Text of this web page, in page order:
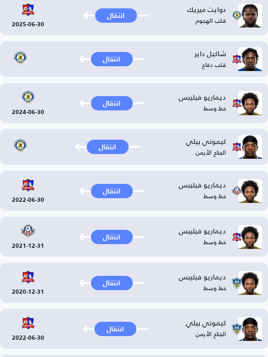
دوايت ميريك
قلب الهجوم انتقال
2025-06-30
شاكيل داير
قلب دفاع انتقال
ديماريو فيليبس
خط وسط انتقال
2024-06-30
كيموني بيلي
الجناح الأيمن انتقال
ديماريو فيليبس
خط وسط انتقال
2022-06-30
ديماريو فيليبس
خط وسط انتقال
2021-12-31
ديماريو فيليبس
خط وسط انتقال
2020-12-31
كيموني بيلي
الجناح الأيمن انتقال
2022-06-30